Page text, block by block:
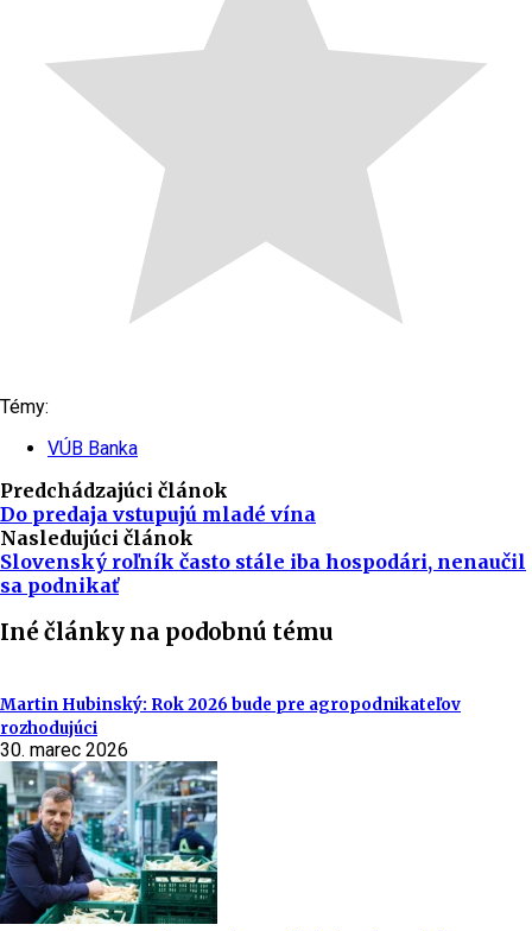
Témy:
VÚB Banka
Predchádzajúci článok
Do predaja vstupujú mladé vína
Nasledujúci článok
Slovenský roľník často stále iba hospodári, nenaučil
sa podnikať
Iné články na podobnú tému
Martin Hubinský: Rok 2026 bude pre agropodnikateľov
rozhodujúci
30. marec 2026